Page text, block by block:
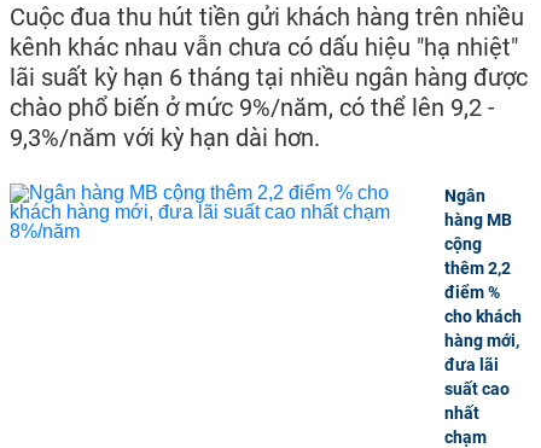
Cuộc đua thu hút tiền gửi khách hàng trên nhiều
kênh khác nhau vẫn chưa có dấu hiệu "hạ nhiệt"
lãi suất kỳ hạn 6 tháng tại nhiều ngân hàng được
chào phổ biến ở mức 9%/năm, có thể lên 9,2 -
9,3%/năm với kỳ hạn dài hơn.
Ngân
hàng MB
cộng
thêm 2,2
điểm %
cho khách
hàng mới,
đưa lãi
suất cao
nhất
chạm